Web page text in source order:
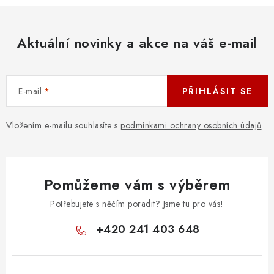
Aktuální novinky a akce na váš e-mail
E-mail
Vložením e-mailu souhlasíte s podmínkami ochrany osobních údajů
PŘIHLÁSIT SE
Pomůžeme vám s výběrem
Potřebujete s něčím poradit? Jsme tu pro vás!
+420 241 403 648